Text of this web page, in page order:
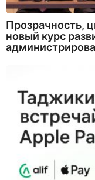
Прозрачность,
новый курс